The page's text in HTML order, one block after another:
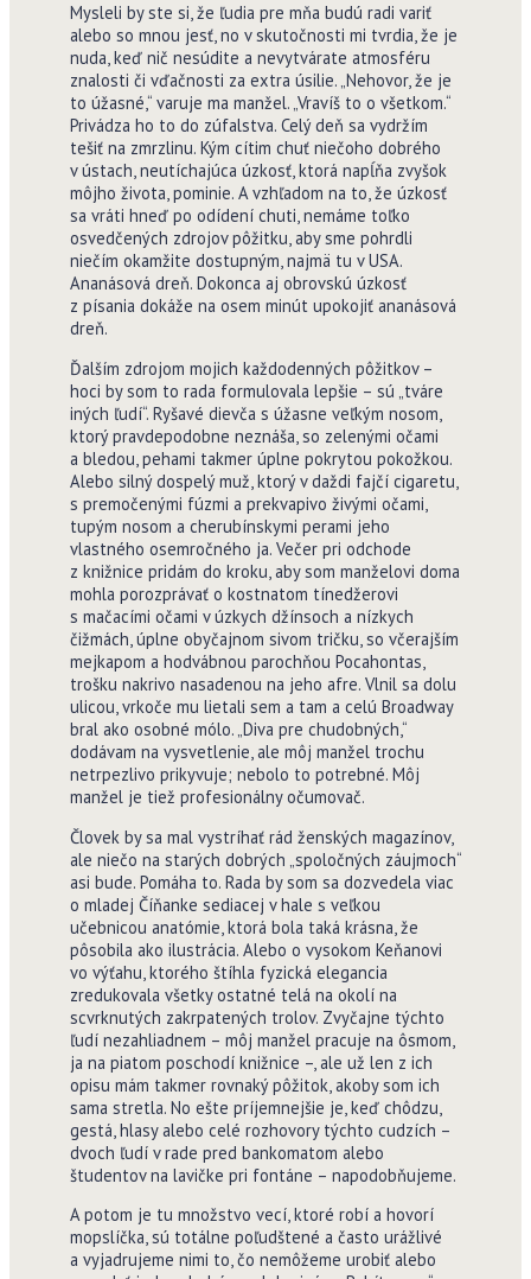
Mysleli by ste si, že ľudia pre mňa budú radi variť
alebo so mnou jesť, no v skutočnosti mi tvrdia, že je
nuda, keď nič nesúdite a nevytvárate atmosféru
znalosti či vďačnosti za extra úsilie. „Nehovor, že je
to úžasné,“ varuje ma manžel. „Vravíš to o všetkom.“
Privádza ho to do zúfalstva. Celý deň sa vydržím
tešiť na zmrzlinu. Kým cítim chuť niečoho dobrého
v ústach, neutíchajúca úzkosť, ktorá napĺňa zvyšok
môjho života, pominie. A vzhľadom na to, že úzkosť
sa vráti hneď po odídení chuti, nemáme toľko
osvedčených zdrojov pôžitku, aby sme pohrdli
niečím okamžite dostupným, najmä tu v USA.
Ananásová dreň. Dokonca aj obrovskú úzkosť
z písania dokáže na osem minút upokojiť ananásová
dreň.
Ďalším zdrojom mojich každodenných pôžitkov –
hoci by som to rada formulovala lepšie – sú „tváre
iných ľudí“. Ryšavé dievča s úžasne veľkým nosom,
ktorý pravdepodobne neznáša, so zelenými očami
a bledou, pehami takmer úplne pokrytou pokožkou.
Alebo silný dospelý muž, ktorý v daždi fajčí cigaretu,
s premočenými fúzmi a prekvapivo živými očami,
tupým nosom a cherubínskymi perami jeho
vlastného osemročného ja. Večer pri odchode
z knižnice pridám do kroku, aby som manželovi doma
mohla porozprávať o kostnatom tínedžerovi
s mačacími očami v úzkych džínsoch a nízkych
čižmách, úplne obyčajnom sivom tričku, so včerajším
mejkapom a hodvábnou parochňou Pocahontas,
trošku nakrivo nasadenou na jeho afre. Vlnil sa dolu
ulicou, vrkoče mu lietali sem a tam a celú Broadway
bral ako osobné mólo. „Diva pre chudobných,“
dodávam na vysvetlenie, ale môj manžel trochu
netrpezlivo prikyvuje; nebolo to potrebné. Môj
manžel je tiež profesionálny očumovač.
Človek by sa mal vystríhať rád ženských magazínov,
ale niečo na starých dobrých „spoločných záujmoch“
asi bude. Pomáha to. Rada by som sa dozvedela viac
o mladej Číňanke sediacej v hale s veľkou
učebnicou anatómie, ktorá bola taká krásna, že
pôsobila ako ilustrácia. Alebo o vysokom Keňanovi
vo výťahu, ktorého štíhla fyzická elegancia
zredukovala všetky ostatné telá na okolí na
scvrknutých zakrpatených trolov. Zvyčajne týchto
ľudí nezahliadnem – môj manžel pracuje na ôsmom,
ja na piatom poschodí knižnice –, ale už len z ich
opisu mám takmer rovnaký pôžitok, akoby som ich
sama stretla. No ešte príjemnejšie je, keď chôdzu,
gestá, hlasy alebo celé rozhovory týchto cudzích –
dvoch ľudí v rade pred bankomatom alebo
študentov na lavičke pri fontáne – napodobňujeme.
A potom je tu množstvo vecí, ktoré robí a hovorí
mopslíčka, sú totálne poľudštené a často urážlivé
a vyjadrujeme nimi to, čo nemôžeme urobiť alebo